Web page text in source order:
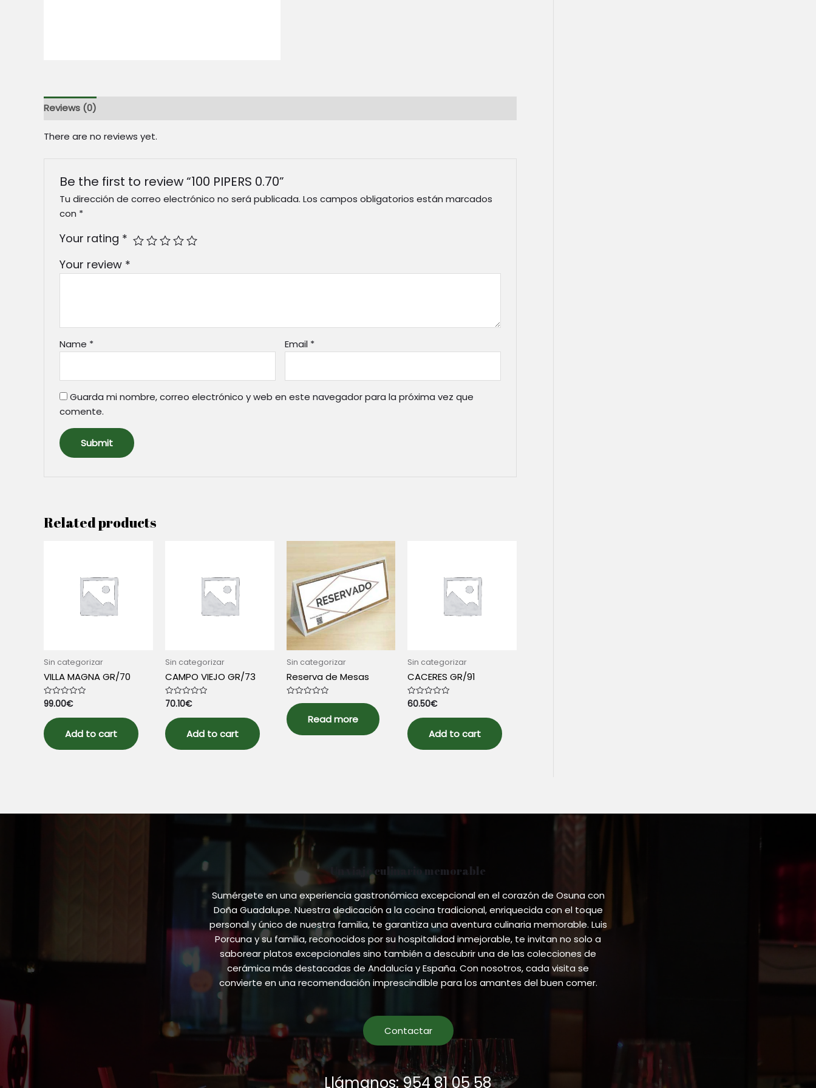
Reviews (0)
There are no reviews yet.
Be the first to review “100 PIPERS 0.70”
Tu dirección de correo electrónico no será publicada. Los campos obligatorios están marcados
con *
Your rating *
Your review *
Name * Email *
Guarda mi nombre, correo electrónico y web en este navegador para la próxima vez que
comente.
Related products
Sin categorizar
VILLA MAGNA GR/70
Rated
0
out
of
5
99.00€
Add to cart
Sin categorizar
CAMPO VIEJO GR/73
Rated
0
out
of
5
70.10€
Add to cart
Sin categorizar
Reserva de Mesas
Rated
0
out
of
5
Read more
Sin categorizar
CACERES GR/91
Rated
0
out
of
5
60.50€
Add to cart
Un viaje culinario memorable
Sumérgete en una experiencia gastronómica excepcional en el corazón de Osuna con
Doña Guadalupe. Nuestra dedicación a la cocina tradicional, enriquecida con el toque
personal y único de nuestra familia, te garantiza una aventura culinaria memorable. Luis
Porcuna y su familia, reconocidos por su hospitalidad inmejorable, te invitan no solo a
saborear platos excepcionales sino también a descubrir una de las colecciones de
cerámica más destacadas de Andalucía y España. Con nosotros, cada visita se
convierte en una recomendación imprescindible para los amantes del buen comer.
Contactar
Llámanos: 954 81 05 58